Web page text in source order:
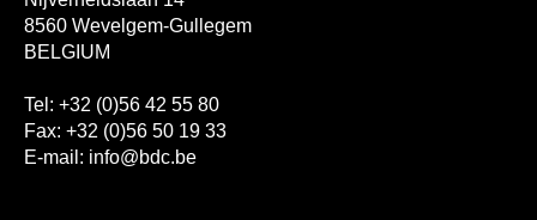
8560 Wevelgem-Gullegem
BELGIUM
Tel: +32 (0)56 42 55 80
Fax: +32 (0)56 50 19 33
E-mail: info@bdc.be